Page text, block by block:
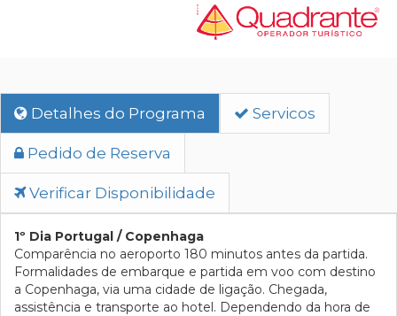
Detalhes do Programa Servicos
Pedido de Reserva
Verificar Disponibilidade
1º Dia Portugal / Copenhaga
Comparência no aeroporto 180 minutos antes da partida.
Formalidades de embarque e partida em voo com destino
a Copenhaga, via uma cidade de ligação. Chegada,
assistência e transporte ao hotel. Dependendo da hora de